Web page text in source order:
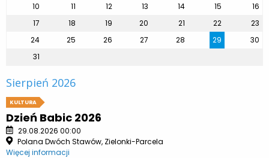
10
11 12 13 14 15
16
17
18 19 20 21 22
23
24
25 26 27 28 29
30
31
Sierpień 2026
KULTURA
Dzień Babic 2026
29.08.2026 00:00
Polana Dwóch Stawów, Zielonki-Parcela
Więcej informacji